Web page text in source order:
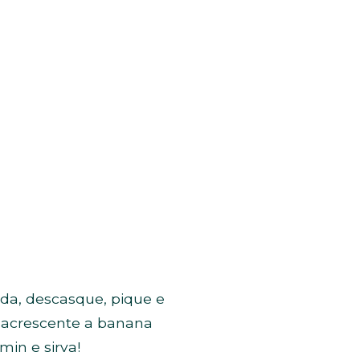
descasque, pique e
a banana
e sirva!